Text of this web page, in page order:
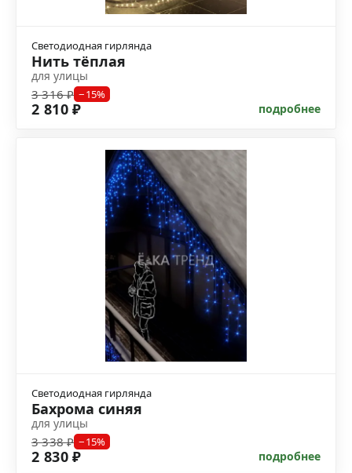
Светодиодная гирлянда
Нить тёплая
для улицы
3 316 ₽ −15%
2 810 ₽ подробнее
Светодиодная гирлянда
Бахрома синяя
для улицы
3 338 ₽ −15%
2 830 ₽ подробнее